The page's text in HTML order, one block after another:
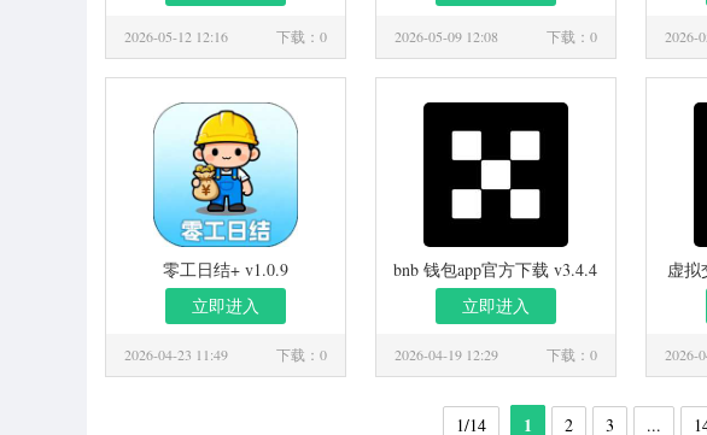
2026-05-12 12:16 下载：0 2026-05-09 12:08 下载：0 2026-
零工日结+ v1.0.9
立即进入
2026-04-23 11:49 下载：0
bnb 钱包app官方下载 v3.4.4
立即进入
2026-04-19 12:29 下载：0
虚拟
2026-
1/14 1 2 3 ...